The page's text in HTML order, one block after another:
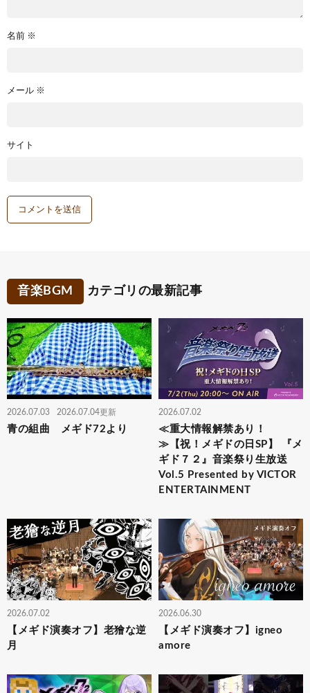
名前 ※
メール ※
サイト
音楽BGM カテゴリの最新記事
2026.07.03 2026.07.04更新
青の組曲 メギド72より
2026.07.02
≪重大情報解禁あり！
≫【祝！メギドの日SP】 『メ
ギド７２』音楽祭り生放送
Vol.5 Presented by VICTOR
ENTERTAINMENT
2026.07.02
【メギド演奏オフ】老獪な逆
月
2026.06.30
【メギド演奏オフ】igneo
amore